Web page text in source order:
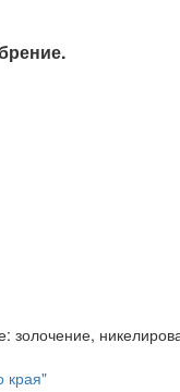
золочение,